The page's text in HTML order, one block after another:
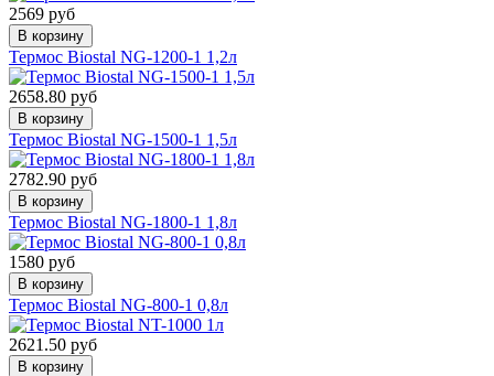
2569 руб
В корзину
Термос Biostal NG-1200-1 1,2л
2658.80 руб
В корзину
Термос Biostal NG-1500-1 1,5л
2782.90 руб
В корзину
Термос Biostal NG-1800-1 1,8л
1580 руб
В корзину
Термос Biostal NG-800-1 0,8л
2621.50 руб
В корзину